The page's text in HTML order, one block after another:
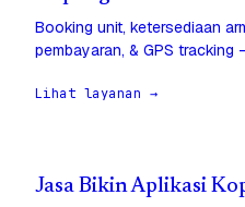
Booking unit, ketersediaan
pembayaran, & GPS tracking
Lihat layanan →
Jasa Bikin Aplikasi